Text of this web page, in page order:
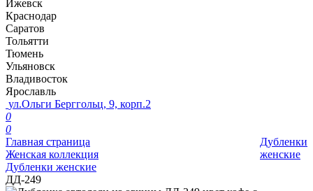
Ижевск
Краснодар
Саратов
Тольятти
Тюмень
Ульяновск
Владивосток
Ярославль
ул.Ольги Берггольц, 9, корп.2
0
0
Главная страница
Женская коллекция
Дубленки женские
ДД-249
Дубленки
женские